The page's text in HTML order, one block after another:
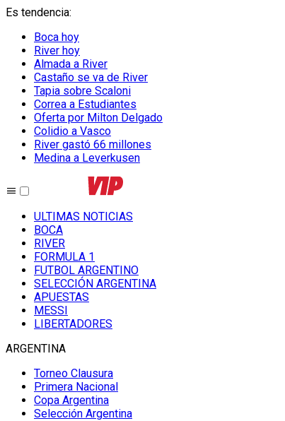
Es tendencia:
Boca hoy
River hoy
Almada a River
Castaño se va de River
Tapia sobre Scaloni
Correa a Estudiantes
Oferta por Milton Delgado
Colidio a Vasco
River gastó 66 millones
Medina a Leverkusen
ULTIMAS NOTICIAS
BOCA
RIVER
FORMULA 1
FUTBOL ARGENTINO
SELECCIÓN ARGENTINA
APUESTAS
MESSI
LIBERTADORES
ARGENTINA
Torneo Clausura
Primera Nacional
Copa Argentina
Selección Argentina